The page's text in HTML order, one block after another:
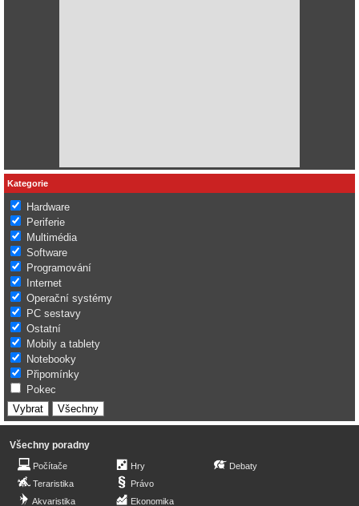
Kategorie
Hardware
Periferie
Multimédia
Software
Programování
Internet
Operační systémy
PC sestavy
Ostatní
Mobily a tablety
Notebooky
Připomínky
Pokec
Všechny poradny
Počítače
Teraristika
Akvaristika
Hry
Právo
Ekonomika
Debaty